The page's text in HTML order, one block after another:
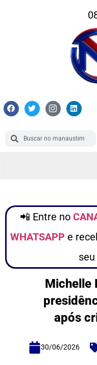
📲 Entre no
WHATSAPP e
Michelle
após
30/06/2026